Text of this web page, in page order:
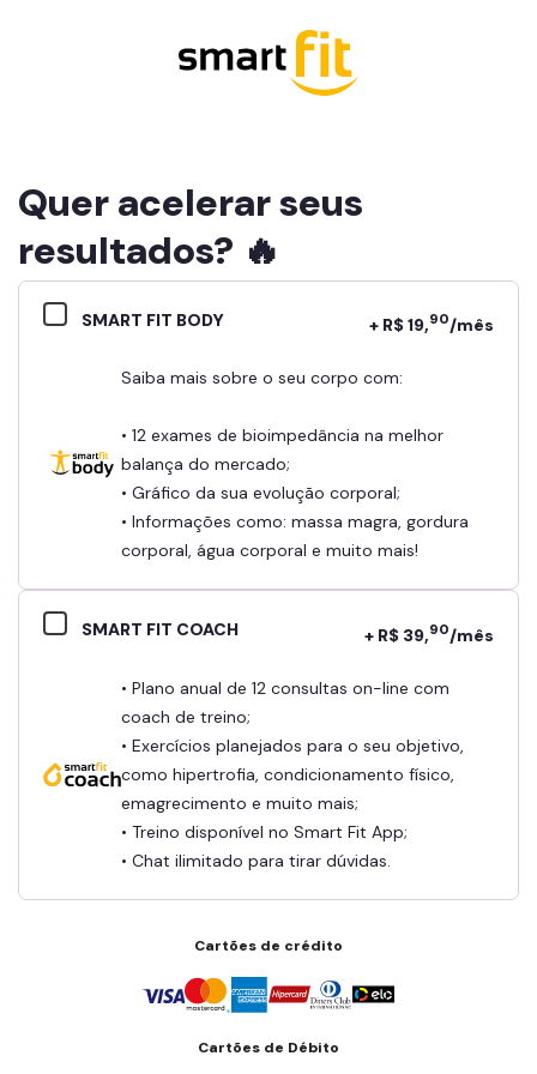
Quer acelerar seus
resultados? 🔥
SMART FIT BODY + R$ 19,90/mês
Saiba mais sobre o seu corpo com:
• 12 exames de bioimpedância na melhor
balança do mercado;
• Gráfico da sua evolução corporal;
• Informações como: massa magra, gordura
corporal, água corporal e muito mais!
SMART FIT COACH + R$ 39,90/mês
• Plano anual de 12 consultas on-line com
coach de treino;
• Exercícios planejados para o seu objetivo,
como hipertrofia, condicionamento físico,
emagrecimento e muito mais;
• Treino disponível no Smart Fit App;
• Chat ilimitado para tirar dúvidas.
Cartões de crédito
Cartões de Débito